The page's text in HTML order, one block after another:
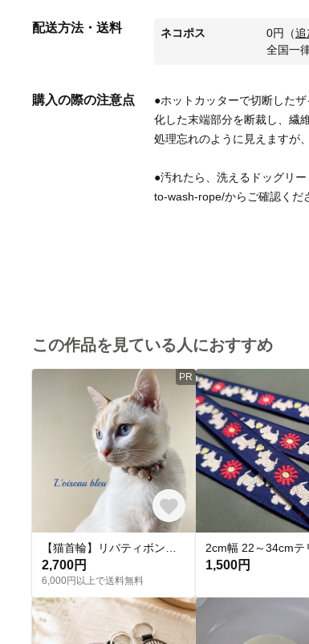
配送方法・送料 ネコポス 0円 （追
全国一
購入の際の注意点
●ホットカッターで切断した
化した末端部分を断裁し、繊
●汚れたら、洗えるドッグリ
to-wash-rope/からご確認くだ
この作品を見ている人におすすめ
PR
2,700円
6,000円以上で送料無料
1,500円